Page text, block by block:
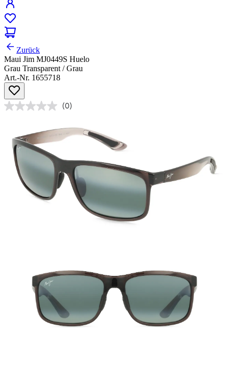
Zurück
Maui Jim MJ0449S Huelo
Grau Transparent / Grau
Art.-Nr. 1655718
(0)